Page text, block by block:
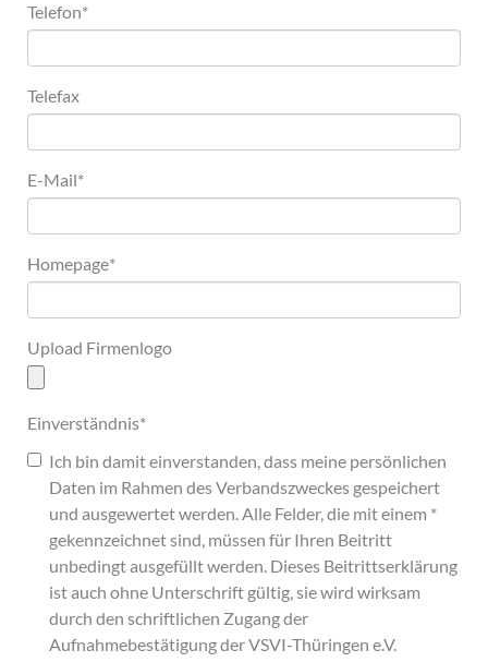
Telefon*
Telefax
E-Mail*
Homepage*
Upload Firmenlogo
Einverständnis*
Ich bin damit einverstanden, dass meine persönlichen
Daten im Rahmen des Verbandszweckes gespeichert
und ausgewertet werden. Alle Felder, die mit einem *
gekennzeichnet sind, müssen für Ihren Beitritt
unbedingt ausgefüllt werden. Dieses Beitrittserklärung
ist auch ohne Unterschrift gültig, sie wird wirksam
durch den schriftlichen Zugang der
Aufnahmebestätigung der VSVI-Thüringen e.V.